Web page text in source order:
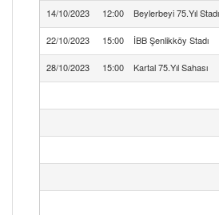
14/10/2023 12:00 Beylerbeyi 75.Yıl Stadı
22/10/2023 15:00 İBB Şenlikköy Stadı
28/10/2023 15:00 Kartal 75.Yıl Sahası